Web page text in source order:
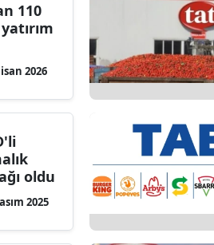
110
2026
oldu
2025